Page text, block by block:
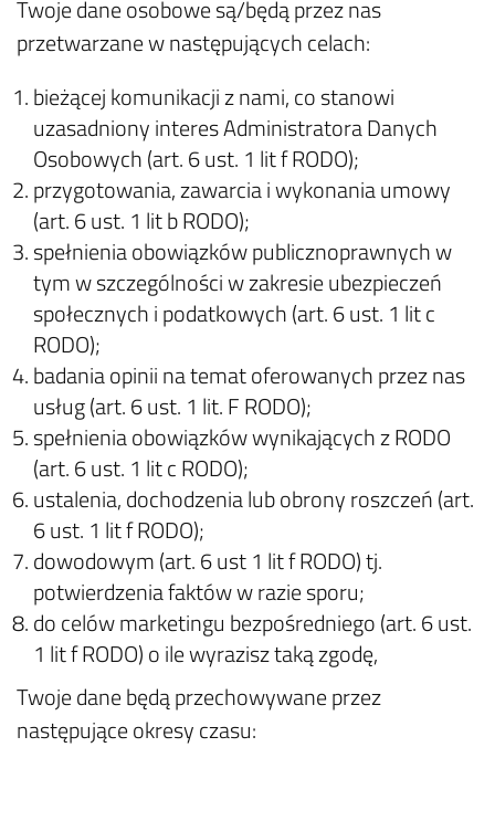
Twoje dane osobowe są/będą przez nas
przetwarzane w następujących celach:
bieżącej komunikacji z nami, co stanowi
uzasadniony interes Administratora Danych
Osobowych (art. 6 ust. 1 lit f RODO);
przygotowania, zawarcia i wykonania umowy
(art. 6 ust. 1 lit b RODO);
spełnienia obowiązków publicznoprawnych w
tym w szczególności w zakresie ubezpieczeń
społecznych i podatkowych (art. 6 ust. 1 lit c
RODO);
badania opinii na temat oferowanych przez nas
usług (art. 6 ust. 1 lit. F RODO);
spełnienia obowiązków wynikających z RODO
(art. 6 ust. 1 lit c RODO);
ustalenia, dochodzenia lub obrony roszczeń (art.
6 ust. 1 lit f RODO);
dowodowym (art. 6 ust 1 lit f RODO) tj.
potwierdzenia faktów w razie sporu;
do celów marketingu bezpośredniego (art. 6 ust.
1 lit f RODO) o ile wyrazisz taką zgodę,
Twoje dane będą przechowywane przez
następujące okresy czasu: